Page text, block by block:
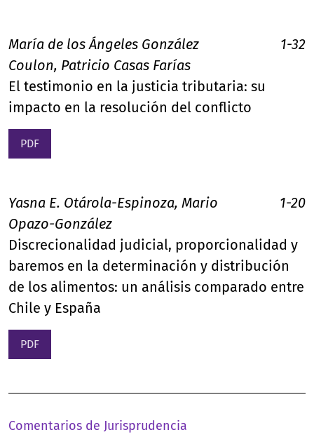
María de los Ángeles González
Coulon, Patricio Casas Farías
1-32
El testimonio en la justicia tributaria: su
impacto en la resolución del conflicto
PDF
Yasna E. Otárola-Espinoza, Mario
Opazo-González
1-20
Discrecionalidad judicial, proporcionalidad y
baremos en la determinación y distribución
de los alimentos: un análisis comparado entre
Chile y España
PDF
Comentarios de Jurisprudencia